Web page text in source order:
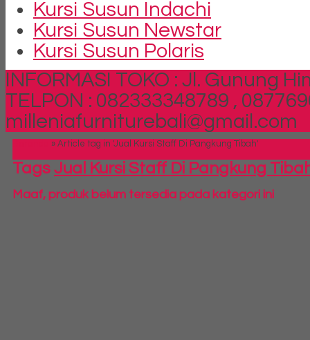
Kursi Susun Indachi
Kursi Susun Newstar
Kursi Susun Polaris
INFORMASI TOKO : Jl. Gunung
TELPON : 082333348789 ,
milleniafurniturebali@gmail.com
» Article tag in 'Jual Kursi Staff Di Pangkung Tibah'
Tags Jual Kursi Staff Di Pangkung
Maaf, produk belum tersedia pada kategori ini